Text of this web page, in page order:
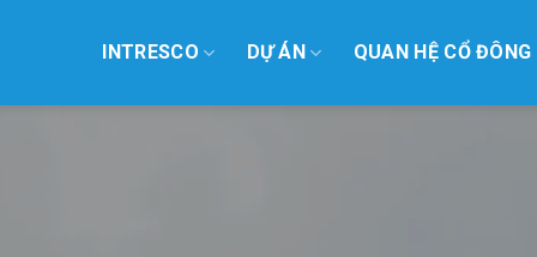
INTRESCO DỰ ÁN QUAN HỆ CỔ ĐÔNG